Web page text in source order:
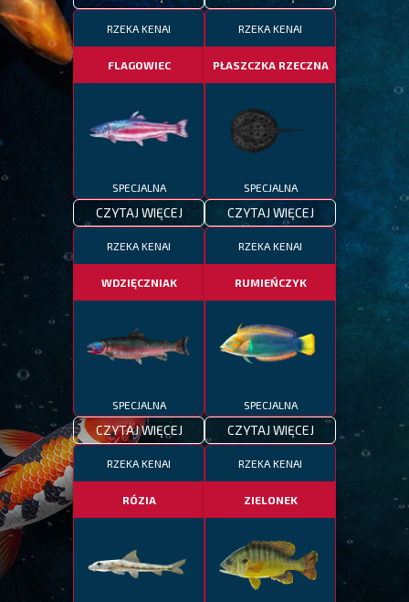
RZEKA KENAI
FLAGOWIEC
SPECJALNA
CZYTAJ WIĘCEJ
RZEKA KENAI
PŁASZCZKA RZECZNA
SPECJALNA
CZYTAJ WIĘCEJ
RZEKA KENAI
WDZIĘCZNIAK
SPECJALNA
CZYTAJ WIĘCEJ
RZEKA KENAI
RUMIEŃCZYK
SPECJALNA
CZYTAJ WIĘCEJ
RZEKA KENAI
RÓZIA
RZEKA KENAI
ZIELONEK